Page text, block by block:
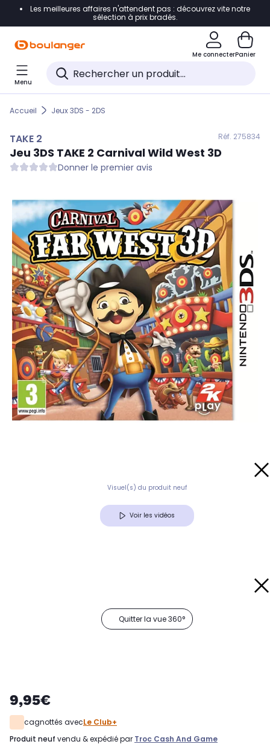
Accéder directement à la navigation
Accéder directement au pied de page
Accéder directement au chatbot
Les meilleures affaires n'attendent pas : découvrez vite notre
sélection à prix bradés.
Me connecterPanier
Menu
Accueil Jeux 3DS - 2DS
TAKE 2 Réf. 275834
Jeu 3DS TAKE 2 Carnival Wild West 3D
Donner le premier avis
Visuel(s) du produit neuf
Voir les vidéos
Quitter la vue 360°
9,95€
cagnottés avecLe Club+
produit neuf vendu & expédié par Troc Cash And Game